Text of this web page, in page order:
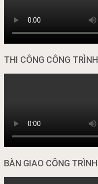
THI CÔNG CÔNG TRÌNH
BÀN GIAO CÔNG TRÌNH